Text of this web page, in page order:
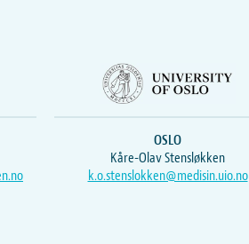
OSLO
Kåre-Olav Stensløkken
k.o.stenslokken@medisin.uio.no